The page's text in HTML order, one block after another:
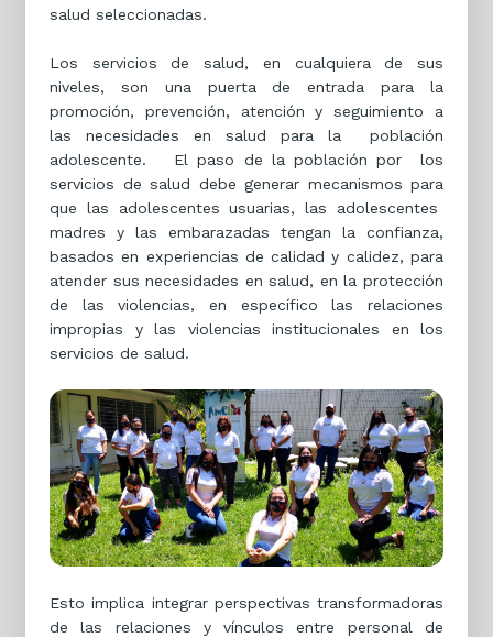
salud seleccionadas.
Los servicios de salud, en cualquiera de sus
niveles, son una puerta de entrada para la
promoción, prevención, atención y seguimiento a
las necesidades en salud para la población
adolescente. El paso de la población por los
servicios de salud debe generar mecanismos para
que las adolescentes usuarias, las adolescentes
madres y las embarazadas tengan la confianza,
basados en experiencias de calidad y calidez, para
atender sus necesidades en salud, en la protección
de las violencias, en específico las relaciones
impropias y las violencias institucionales en los
servicios de salud.
Esto implica integrar perspectivas transformadoras
de las relaciones y vínculos entre personal de